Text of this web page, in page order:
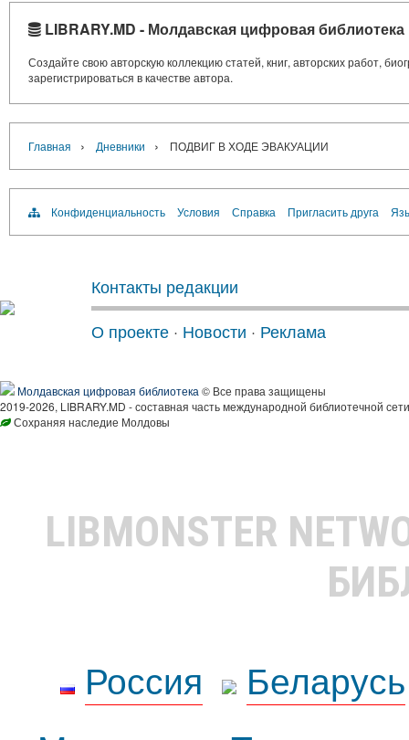
LIBRARY.MD - Молдавская цифровая библиотека
Создайте свою авторскую коллекцию статей, книг, авторских работ,
зарегистрироваться в качестве автора.
Главная › Дневники › ПОДВИГ В ХОДЕ ЭВАКУАЦИИ
Конфиденциальность Условия Справка Пригласить друга
Контакты редакции
О проекте · Новости · Реклама
Молдавская цифровая библиотека © Все права защищены
2019-2026, LIBRARY.MD - составная часть международной библиотечной
Сохраняя наследие Молдовы
LIBMONSTER
Россия
Беларусь